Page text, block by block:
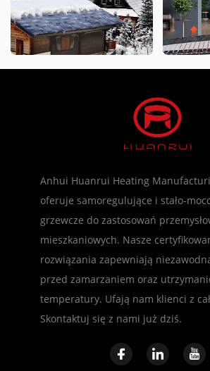
Anhui Huanrui Heating
oferuje samoregulujące i stało-
grzewcze do zastosowań
mieszkaniowych. Nasze
rozwiązania zapewniają
przed zamarzaniem oraz
temperatury. Ufają nam klienci z
Skontaktuj się z nami już dziś.